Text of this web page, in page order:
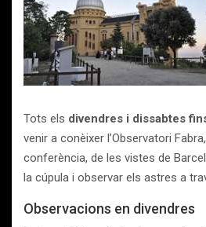
Tots els divendres i dissabtes
venir a conèixer l’Observatori
conferència, de les vistes de
la cúpula i observar els astres a
Observacions en divendres